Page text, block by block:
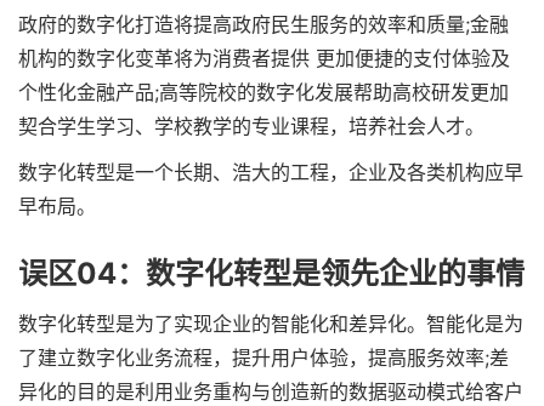
政府的数字化打造将提高政府民生服务的效率和质量;金融
机构的数字化变革将为消费者提供 更加便捷的支付体验及
个性化金融产品;高等院校的数字化发展帮助高校研发更加
契合学生学习、学校教学的专业课程，培养社会人才。
数字化转型是一个长期、浩大的工程，企业及各类机构应早
早布局。
误区04：数字化转型是领先企业的事情
数字化转型是为了实现企业的智能化和差异化。智能化是为
了建立数字化业务流程，提升用户体验，提高服务效率;差
异化的目的是利用业务重构与创造新的数据驱动模式给客户